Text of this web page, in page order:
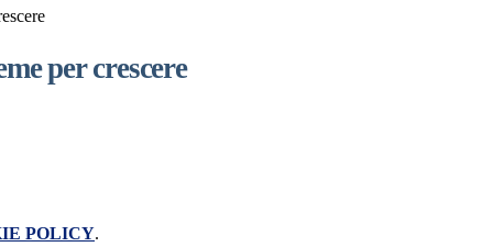
per crescere
POLICY.